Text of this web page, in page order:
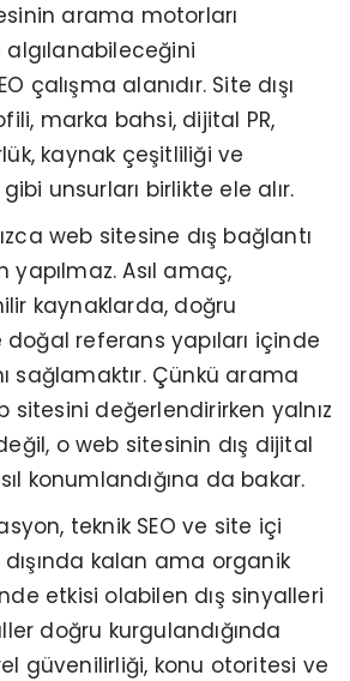
arama motorları
algılanabileceğini
çalışma alanıdır. Site dışı
marka bahsi, dijital PR,
kaynak çeşitliliği ve
unsurları birlikte ele alır.
web sitesine dış bağlantı
yapılmaz. Asıl amaç,
kaynaklarda, doğru
referans yapıları içinde
sağlamaktır. Çünkü arama
sitesini değerlendirirken yalnız
o web sitesinin dış dijital
konumlandığına da bakar.
teknik SEO ve site içi
kalan ama organik
etkisi olabilen dış sinyalleri
doğru kurgulandığında
güvenilirliği, konu otoritesi ve